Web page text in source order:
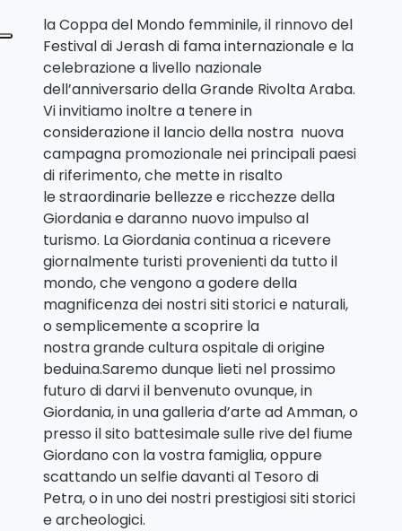
la Coppa del Mondo femminile, il rinnovo del
Festival di Jerash di fama internazionale e la
celebrazione a livello nazionale
dell’anniversario della Grande Rivolta Araba.
Vi invitiamo inoltre a tenere in
considerazione il lancio della nostra nuova
campagna promozionale nei principali paesi
di riferimento, che mette in risalto
le straordinarie bellezze e ricchezze della
Giordania e daranno nuovo impulso al
turismo. La Giordania continua a ricevere
giornalmente turisti provenienti da tutto il
mondo, che vengono a godere della
magnificenza dei nostri siti storici e naturali,
o semplicemente a scoprire la
nostra grande cultura ospitale di origine
beduina.Saremo dunque lieti nel prossimo
futuro di darvi il benvenuto ovunque, in
Giordania, in una galleria d’arte ad Amman, o
presso il sito battesimale sulle rive del fiume
Giordano con la vostra famiglia, oppure
scattando un selfie davanti al Tesoro di
Petra, o in uno dei nostri prestigiosi siti storici
e archeologici.